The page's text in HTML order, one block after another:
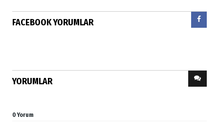
FACEBOOK YORUMLAR
YORUMLAR
0 Yorum